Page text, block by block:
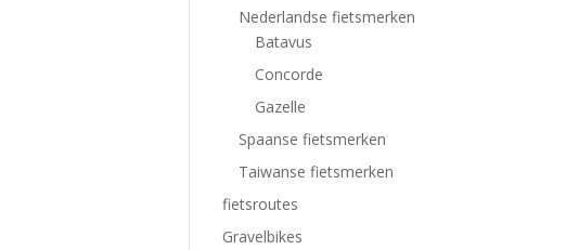
Nederlandse fietsmerken
Batavus
Concorde
Gazelle
Spaanse fietsmerken
Taiwanse fietsmerken
fietsroutes
Gravelbikes